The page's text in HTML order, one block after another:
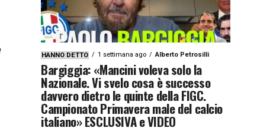
HANNO DETTO 1 settimana ago Alberto Petrosilli
Bargiggia: «Mancini voleva solo la
Nazionale. Vi svelo cosa è successo
davvero dietro le quinte della FIGC.
Campionato Primavera male del calcio
italiano» ESCLUSIVA e VIDEO